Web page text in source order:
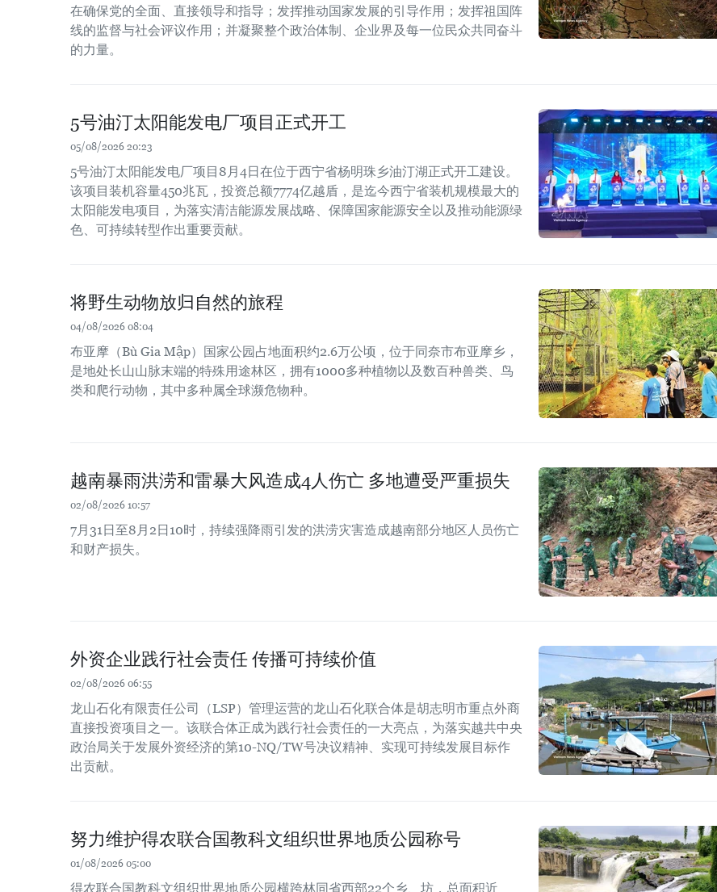
在确保党的全面、直接领导和指导；发挥推动国家发展的引导作用；发挥祖国阵
线的监督与社会评议作用；并凝聚整个政治体制、企业界及每一位民众共同奋斗
的力量。
5号油汀太阳能发电厂项目正式开工
05/08/2026 20:23
5号油汀太阳能发电厂项目8月4日在位于西宁省杨明珠乡油汀湖正式开工建设。
该项目装机容量450兆瓦，投资总额7774亿越盾，是迄今西宁省装机规模最大的
太阳能发电项目，为落实清洁能源发展战略、保障国家能源安全以及推动能源绿
色、可持续转型作出重要贡献。
将野生动物放归自然的旅程
04/08/2026 08:04
布亚摩（Bù Gia Mập）国家公园占地面积约2.6万公顷，位于同奈市布亚摩乡，
是地处长山山脉末端的特殊用途林区，拥有1000多种植物以及数百种兽类、鸟
类和爬行动物，其中多种属全球濒危物种。
越南暴雨洪涝和雷暴大风造成4人伤亡 多地遭受严重损失
02/08/2026 10:57
7月31日至8月2日10时，持续强降雨引发的洪涝灾害造成越南部分地区人员伤亡
和财产损失。
外资企业践行社会责任 传播可持续价值
02/08/2026 06:55
龙山石化有限责任公司（LSP）管理运营的龙山石化联合体是胡志明市重点外商
直接投资项目之一。该联合体正成为践行社会责任的一大亮点，为落实越共中央
政治局关于发展外资经济的第10-NQ/TW号决议精神、实现可持续发展目标作
出贡献。
努力维护得农联合国教科文组织世界地质公园称号
01/08/2026 05:00
得农联合国教科文组织世界地质公园横跨林同省西部22个乡、坊，总面积近